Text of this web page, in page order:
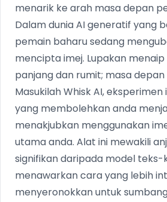
menarik ke arah masa depan
Dalam dunia AI generatif yang
pemain baharu sedang
mencipta imej. Lupakan
panjang dan rumit; masa depan
Masukilah Whisk AI,
yang membolehkan anda
menakjubkan menggunakan
utama anda. Alat ini mewakili
signifikan daripada model
menawarkan cara yang lebih
menyeronokkan untuk